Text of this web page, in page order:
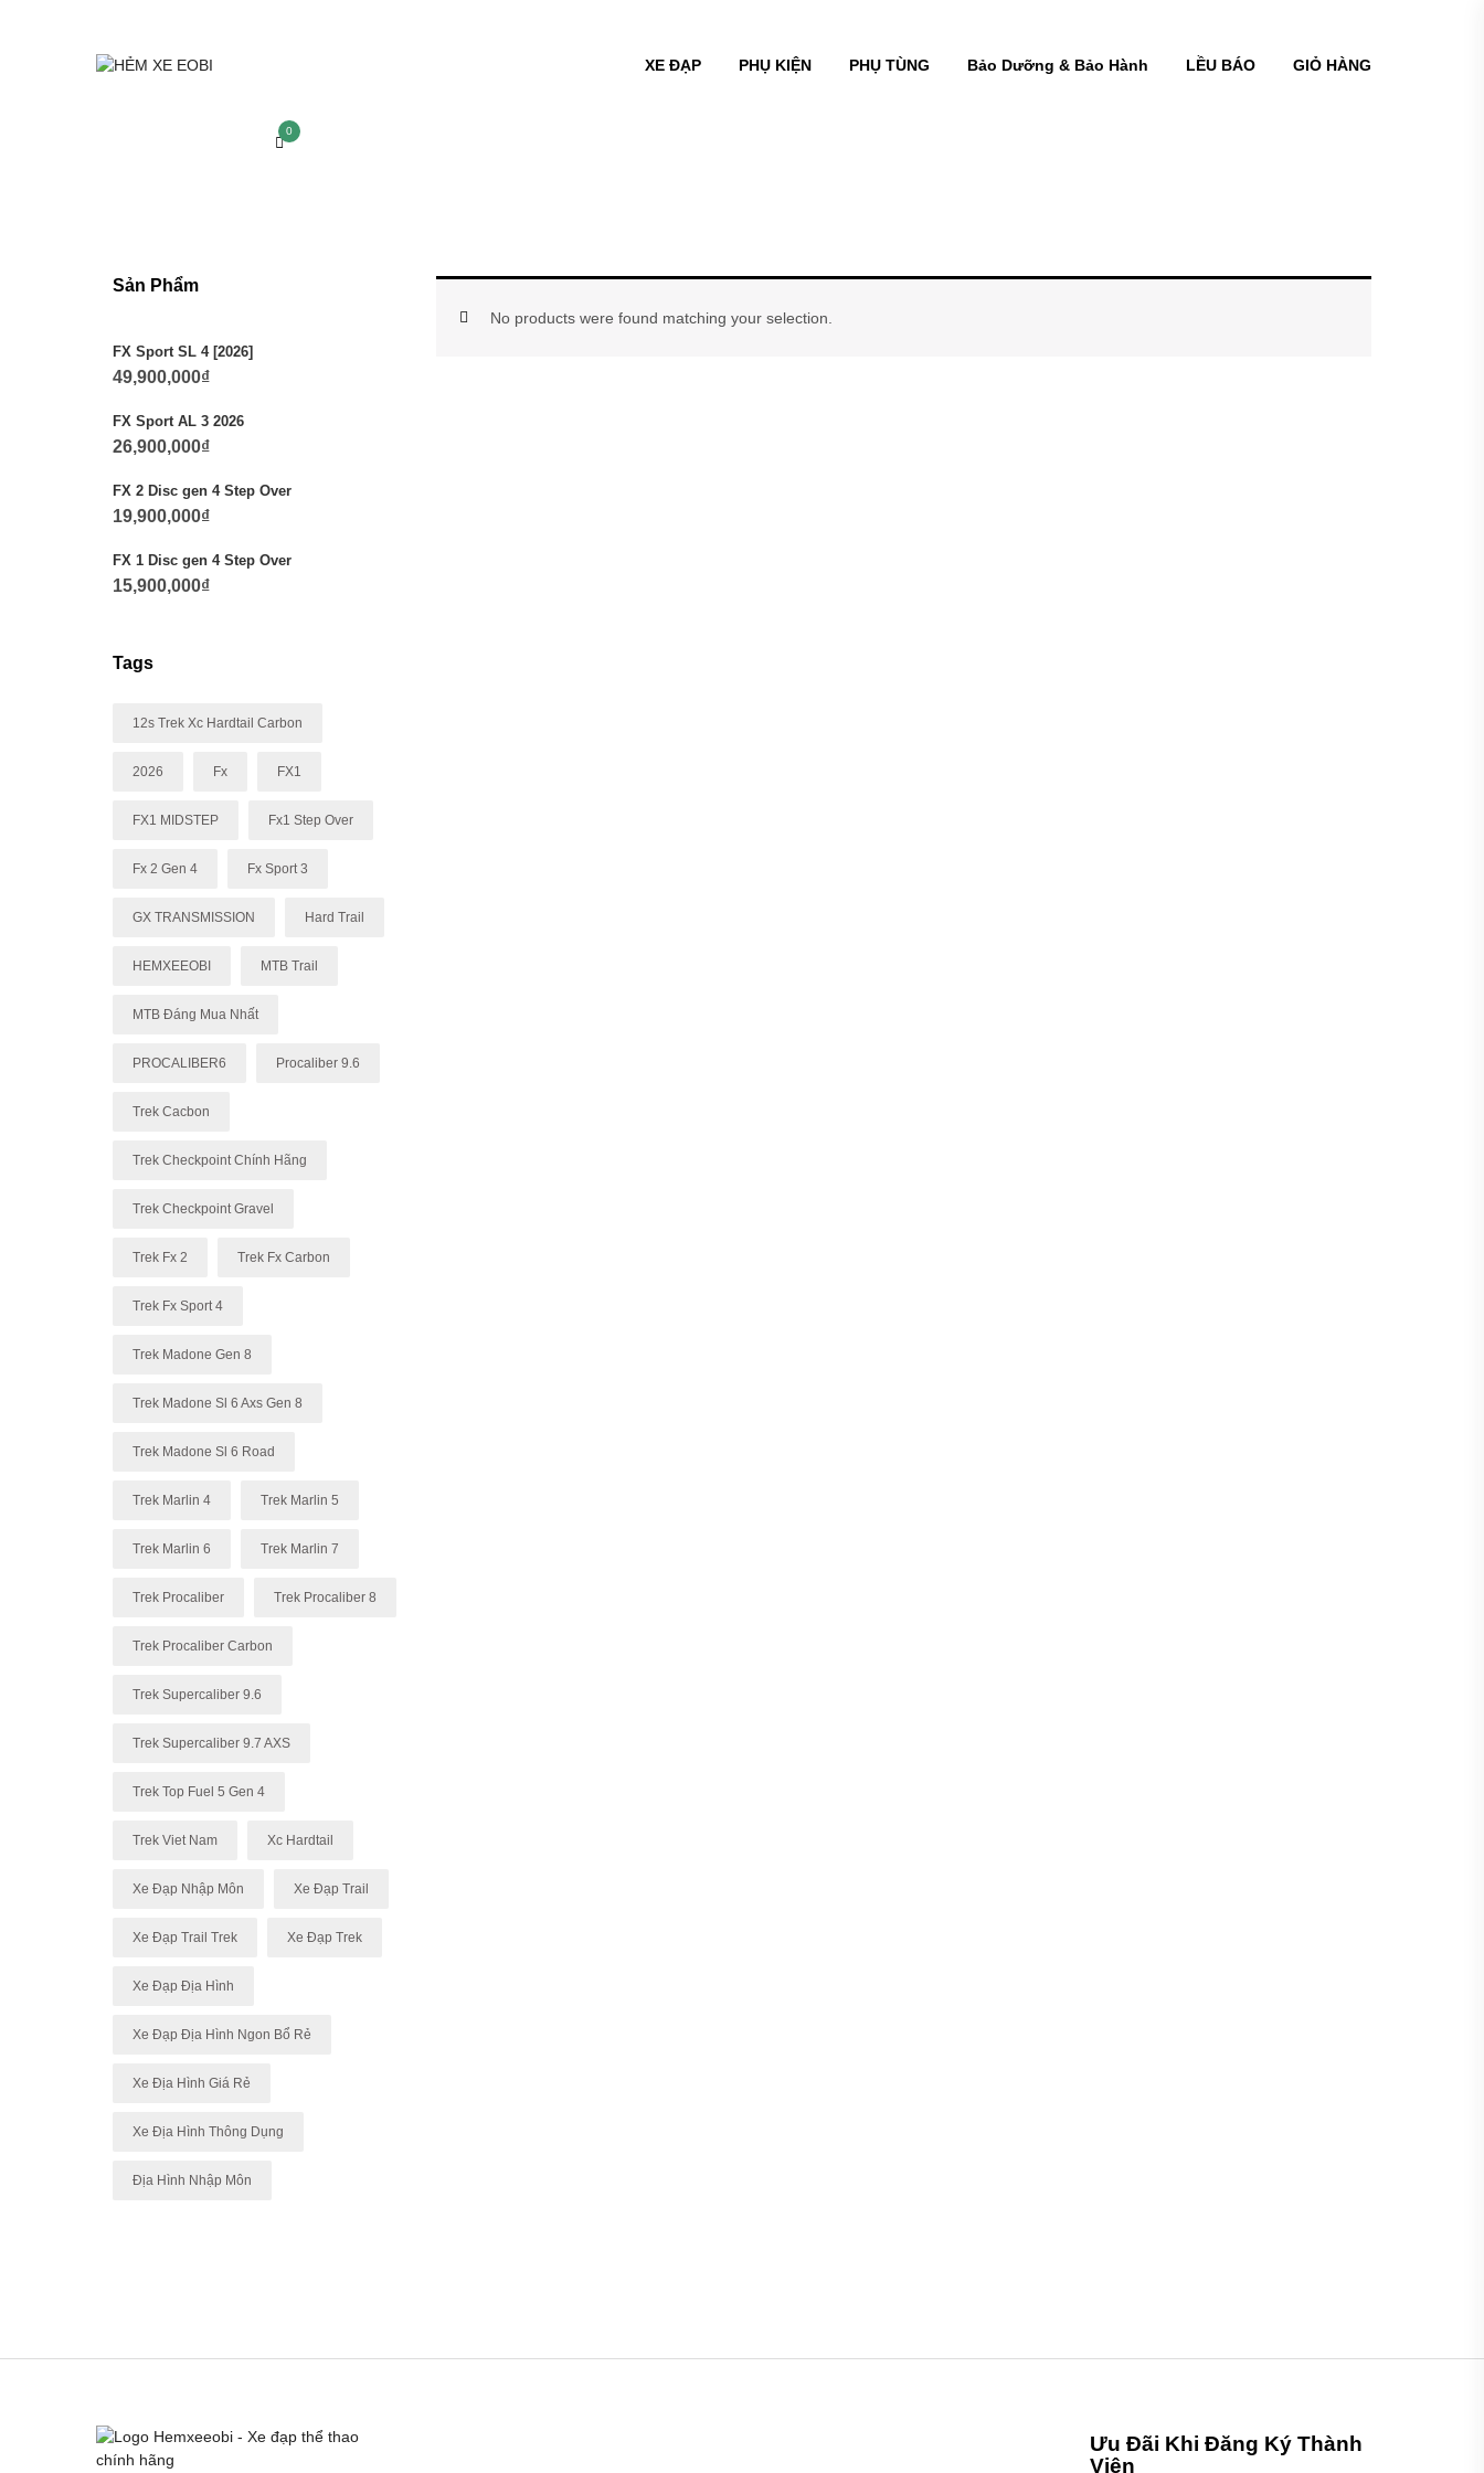
XE ĐẠP PHỤ KIỆN PHỤ TÙNG Bảo Dưỡng & Bảo Hành LỀU BÁO GIỎ HÀNG
0
Sản Phẩm
FX Sport SL 4 [2026]
49,900,000₫
FX Sport AL 3 2026
26,900,000₫
FX 2 Disc gen 4 Step Over
19,900,000₫
FX 1 Disc gen 4 Step Over
15,900,000₫
Tags
12s Trek Xc Hardtail Carbon
2026 Fx FX1
FX1 MIDSTEP Fx1 Step Over
Fx 2 Gen 4 Fx Sport 3
GX TRANSMISSION Hard Trail
HEMXEEOBI MTB Trail
MTB Đáng Mua Nhất
PROCALIBER6 Procaliber 9.6
Trek Cacbon
Trek Checkpoint Chính Hãng
Trek Checkpoint Gravel
Trek Fx 2 Trek Fx Carbon
Trek Fx Sport 4
Trek Madone Gen 8
Trek Madone Sl 6 Axs Gen 8
Trek Madone Sl 6 Road
Trek Marlin 4 Trek Marlin 5
Trek Marlin 6 Trek Marlin 7
Trek Procaliber Trek Procaliber 8
Trek Procaliber Carbon
Trek Supercaliber 9.6
Trek Supercaliber 9.7 AXS
Trek Top Fuel 5 Gen 4
Trek Viet Nam Xc Hardtail
Xe Đạp Nhập Môn Xe Đạp Trail
Xe Đạp Trail Trek Xe Đạp Trek
Xe Đạp Địa Hình
Xe Đạp Địa Hình Ngon Bổ Rẻ
Xe Địa Hình Giá Rẻ
Xe Địa Hình Thông Dụng
Địa Hình Nhập Môn
No products were found matching your selection.
Ưu Đãi Khi Đăng Ký Thành
Viên